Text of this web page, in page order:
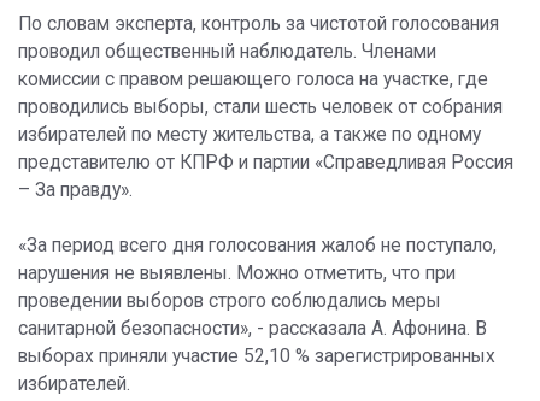
По словам эксперта, контроль за чистотой голосования
проводил общественный наблюдатель. Членами
комиссии с правом решающего голоса на участке, где
проводились выборы, стали шесть человек от собрания
избирателей по месту жительства, а также по одному
представителю от КПРФ и партии «Справедливая Россия
– За правду».
«За период всего дня голосования жалоб не поступало,
нарушения не выявлены. Можно отметить, что при
проведении выборов строго соблюдались меры
санитарной безопасности», - рассказала А. Афонина. В
выборах приняли участие 52,10 % зарегистрированных
избирателей.